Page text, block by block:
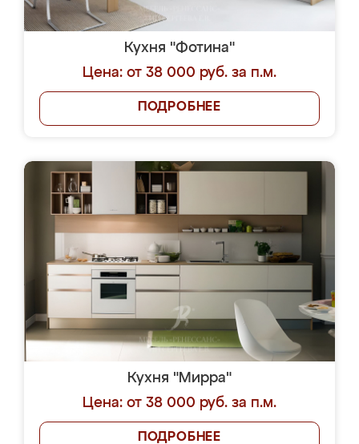
Кухня "Фотина"
Цена: от 38 000 руб. за п.м.
ПОДРОБНЕЕ
Кухня "Мирра"
Цена: от 38 000 руб. за п.м.
ПОДРОБНЕЕ